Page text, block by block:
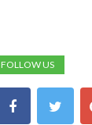
FOLLOW US